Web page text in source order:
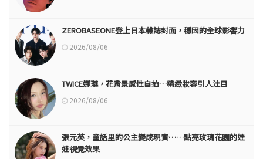
ZEROBASEONE登上日本雜誌封面，穩固的全球影響力
2026/08/06
TWICE娜璉，花背景感性自拍…精緻妝容引人注目
2026/08/06
張元英，童話里的公主變成現實……點亮玫瑰花園的娃
娃視覺效果